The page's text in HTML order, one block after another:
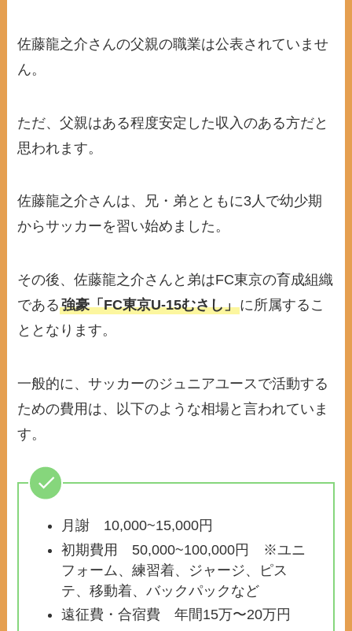
佐藤龍之介さんの父親の職業は公表されていませ
ん。
ただ、父親はある程度安定した収入のある方だと
思われます。
佐藤龍之介さんは、兄・弟とともに3人で幼少期
からサッカーを習い始めました。
その後、佐藤龍之介さんと弟はFC東京の育成組織
である強豪「FC東京U-15むさし」に所属するこ
ととなります。
一般的に、サッカーのジュニアユースで活動する
ための費用は、以下のような相場と言われていま
す。
月謝 10,000~15,000円
初期費用 50,000~100,000円 ※ユニ
フォーム、練習着、ジャージ、ピス
テ、移動着、バックパックなど
遠征費・合宿費 年間15万〜20万円